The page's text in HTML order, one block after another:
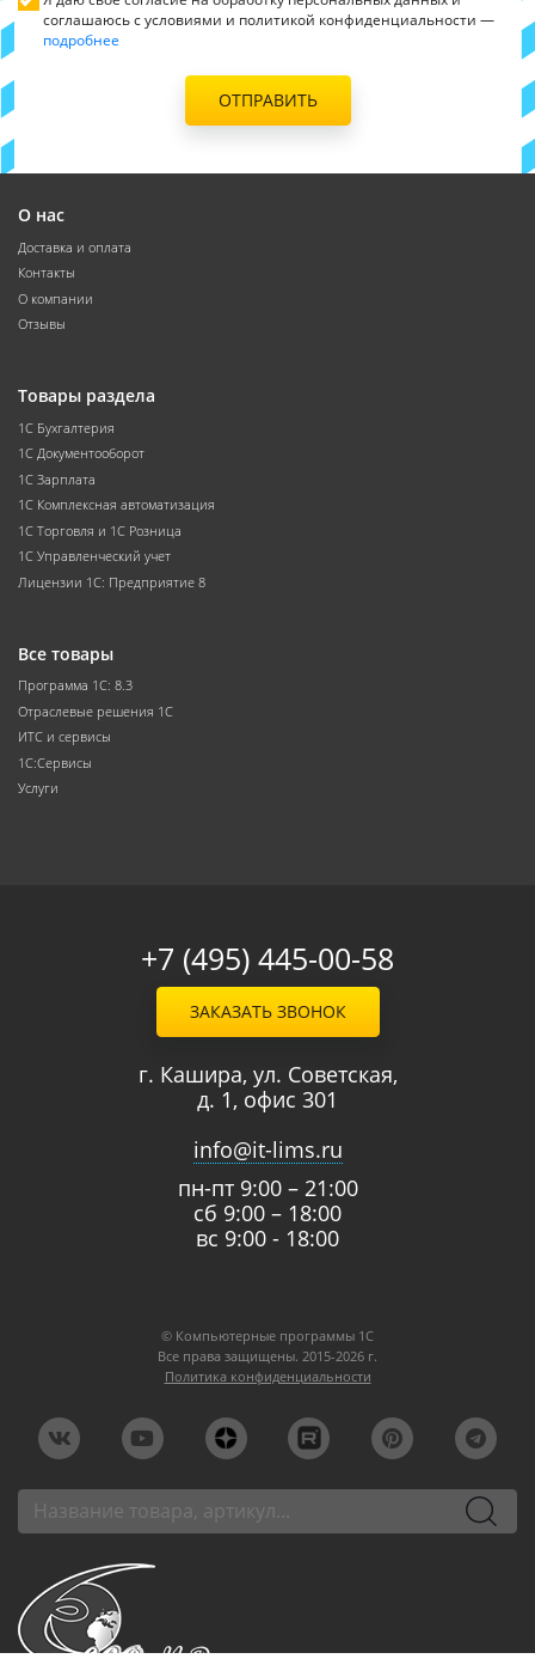
соглашаюсь с условиями и политикой конфиденциальности —
подробнее
ОТПРАВИТЬ
О нас
Доставка и оплата
Контакты
О компании
Отзывы
Товары раздела
1С Бухгалтерия
1С Документооборот
1С Зарплата
1С Комплексная автоматизация
1С Торговля и 1С Розница
1С Управленческий учет
Лицензии 1С: Предприятие 8
Все товары
Программа 1С: 8.3
Отраслевые решения 1С
ИТС и сервисы
1С:Сервисы
Услуги
+7 (495) 445-00-58
ЗАКАЗАТЬ ЗВОНОК
г. Кашира, ул. Советская,
д. 1, офис 301
info@it-lims.ru
пн-пт 9:00 – 21:00
сб 9:00 – 18:00
вс 9:00 - 18:00
© Компьютерные программы 1C
Все права защищены. 2015-2026 г.
Политика конфиденциальности